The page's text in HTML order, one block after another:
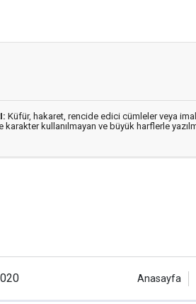
Küfür, hakaret, rencide edici cümleler veya
karakter kullanılmayan ve büyük harflerle
Anasayfa